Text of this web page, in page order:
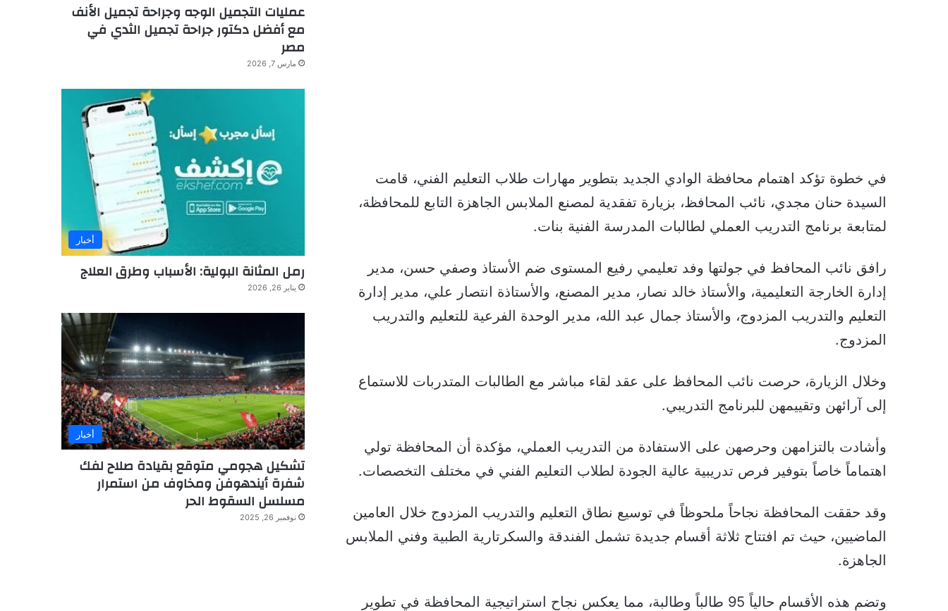
في خطوة تؤكد اهتمام محافظة الوادي الجديد بتطوير مهارات طلاب التعليم الفني، قامت
السيدة حنان مجدي، نائب المحافظ، بزيارة تفقدية لمصنع الملابس الجاهزة التابع للمحافظة،
لمتابعة برنامج التدريب العملي لطالبات المدرسة الفنية بنات.
رافق نائب المحافظ في جولتها وفد تعليمي رفيع المستوى ضم الأستاذ وصفي حسن، مدير
إدارة الخارجة التعليمية، والأستاذ خالد نصار، مدير المصنع، والأستاذة انتصار علي، مدير إدارة
التعليم والتدريب المزدوج، والأستاذ جمال عبد الله، مدير الوحدة الفرعية للتعليم والتدريب
المزدوج.
وخلال الزيارة، حرصت نائب المحافظ على عقد لقاء مباشر مع الطالبات المتدربات للاستماع
إلى آرائهن وتقييمهن للبرنامج التدريبي.
وأشادت بالتزامهن وحرصهن على الاستفادة من التدريب العملي، مؤكدة أن المحافظة تولي
اهتماماً خاصاً بتوفير فرص تدريبية عالية الجودة لطلاب التعليم الفني في مختلف التخصصات.
وقد حققت المحافظة نجاحاً ملحوظاً في توسيع نطاق التعليم والتدريب المزدوج خلال العامين
الماضيين، حيث تم افتتاح ثلاثة أقسام جديدة تشمل الفندقة والسكرتارية الطبية وفني الملابس
الجاهزة.
وتضم هذه الأقسام حالياً 95 طالباً وطالبة، مما يعكس نجاح استراتيجية المحافظة في تطوير
عمليات التجميل الوجه وجراحة تجميل الأنف
مع أفضل دكتور جراحة تجميل الثدي في
مصر
مارس 7, 2026
أخبار
رمل المثانة البولية: الأسباب وطرق العلاج
يناير 26, 2026
أخبار
تشكيل هجومي متوقع بقيادة صلاح لفك
شفرة أيندهوفن ومخاوف من استمرار
مسلسل السقوط الحر
نوفمبر 26, 2025